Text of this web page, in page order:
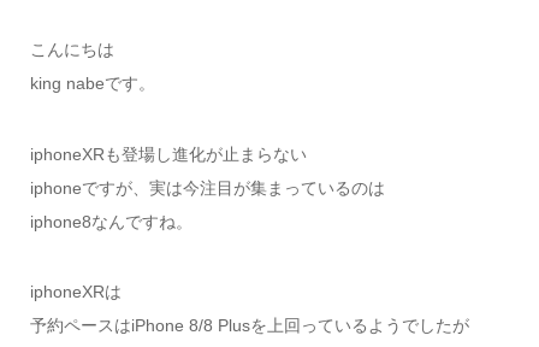
こんにちは
king nabeです。
iphoneXRも登場し進化が止まらない
iphoneですが、実は今注目が集まっているのは
iphone8なんですね。
iphoneXRは
予約ペースはiPhone 8/8 Plusを上回っているようでしたが